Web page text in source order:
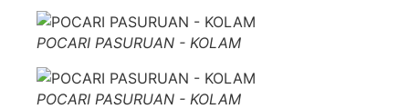
POCARI PASURUAN - KOLAM
POCARI PASURUAN - KOLAM